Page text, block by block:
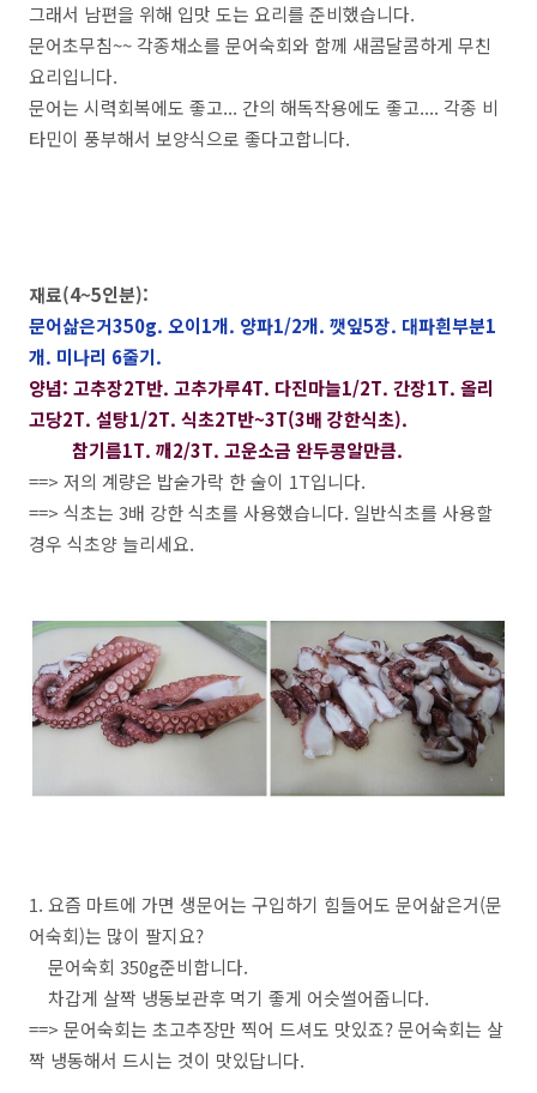
그래서 남편을 위해 입맛 도는 요리를 준비했습니다.
문어초무침~~ 각종채소를 문어숙회와 함께 새콤달콤하게 무친
요리입니다.
문어는 시력회복에도 좋고... 간의 해독작용에도 좋고.... 각종 비
타민이 풍부해서 보양식으로 좋다고합니다.
재료(4~5인분):
문어삶은거350g. 오이1개. 양파1/2개. 깻잎5장. 대파흰부분1
개. 미나리 6줄기.
양념: 고추장2T반. 고추가루4T. 다진마늘1/2T. 간장1T. 올리
고당2T. 설탕1/2T. 식초2T반~3T(3배 강한식초).
참기름1T. 깨2/3T. 고운소금 완두콩알만큼.
==> 저의 계량은 밥숟가락 한 술이 1T입니다.
==> 식초는 3배 강한 식초를 사용했습니다. 일반식초를 사용할
경우 식초양 늘리세요.
1. 요즘 마트에 가면 생문어는 구입하기 힘들어도 문어삶은거(문
어숙회)는 많이 팔지요?
문어숙회 350g준비합니다.
차갑게 살짝 냉동보관후 먹기 좋게 어슷썰어줍니다.
==> 문어숙회는 초고추장만 찍어 드셔도 맛있죠? 문어숙회는 살
짝 냉동해서 드시는 것이 맛있답니다.